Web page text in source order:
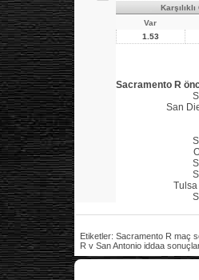
Karşılıklı
Var
1.53
Sacramento R
San
Etiketler: Sacramento R maç
R v San Antonio iddaa